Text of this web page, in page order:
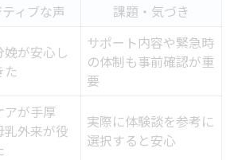
ィブな声 課題・気づき
娩が安心し
た
サポート内容や緊急時
の体制も事前確認が重
要
アが手厚
乳外来が役
実際に体験談を参考に
選択すると安心